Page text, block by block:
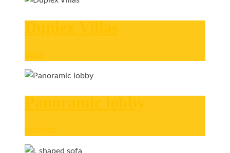
Duplex Villas
decor
Panoramic lobby
exteriors